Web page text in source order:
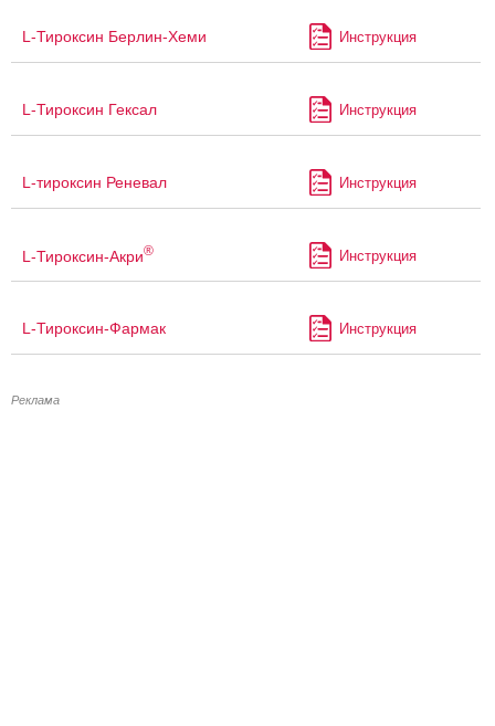
L-Тироксин Берлин-Хеми Инструкция
L-Тироксин Гексал Инструкция
L-тироксин Реневал Инструкция
L-Тироксин-Акри® Инструкция
L-Тироксин-Фармак Инструкция
Реклама